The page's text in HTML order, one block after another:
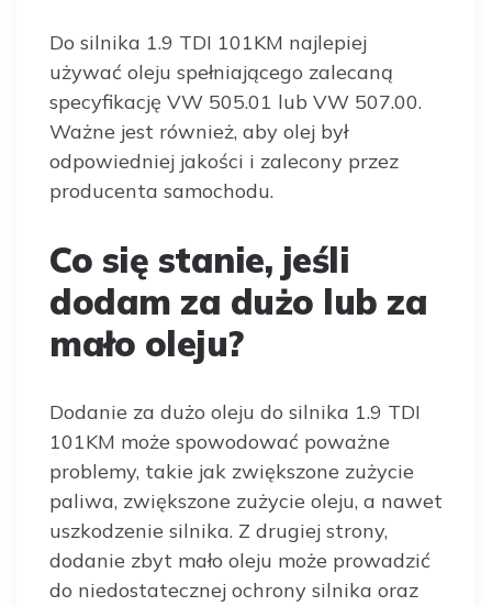
Do silnika 1.9 TDI 101KM najlepiej
używać oleju spełniającego zalecaną
specyfikację VW 505.01 lub VW 507.00.
Ważne jest również, aby olej był
odpowiedniej jakości i zalecony przez
producenta samochodu.
Co się stanie, jeśli
dodam za dużo lub za
mało oleju?
Dodanie za dużo oleju do silnika 1.9 TDI
101KM może spowodować poważne
problemy, takie jak zwiększone zużycie
paliwa, zwiększone zużycie oleju, a nawet
uszkodzenie silnika. Z drugiej strony,
dodanie zbyt mało oleju może prowadzić
do niedostatecznej ochrony silnika oraz